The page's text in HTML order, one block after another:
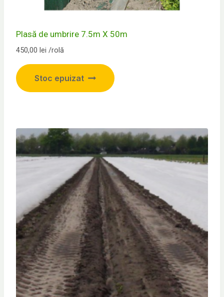
Plasă de umbrire 7.5m X 50m
450,00 lei /rolă
Stoc epuizat